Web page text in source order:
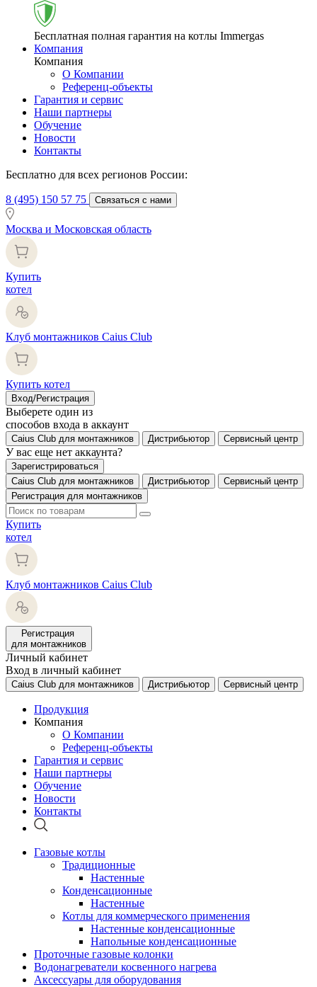
Бесплатная полная гарантия на котлы Immergas
Компания
Компания
О Компании
Референц-объекты
Гарантия и сервис
Наши партнеры
Обучение
Новости
Контакты
Бесплатно для всех регионов России:
8 (495) 150 57 75 Связаться с нами
Москва и Московская область
Купить
котел
Клуб монтажников Caius Club
Купить котел
Вход/Регистрация
Выберете один из
способов входа в аккаунт
Caius Club для монтажников Дистрибьютор Сервисный центр
У вас еще нет аккаунта?
Зарегистрироваться
Caius Club для монтажников
Дистрибьютор
Сервисный центр
Регистрация для монтажников
Купить
котел
Клуб монтажников Caius Club
Регистрация
для монтажников
Личный кабинет
Вход в личный кабинет
Caius Club для монтажников Дистрибьютор Сервисный центр
Продукция
Компания
О Компании
Референц-объекты
Гарантия и сервис
Наши партнеры
Обучение
Новости
Контакты
Газовые котлы
Традиционные
Настенные
Конденсационные
Настенные
Котлы для коммерческого применения
Настенные конденсационные
Напольные конденсационные
Проточные газовые колонки
Водонагреватели косвенного нагрева
Аксессуары для оборудования